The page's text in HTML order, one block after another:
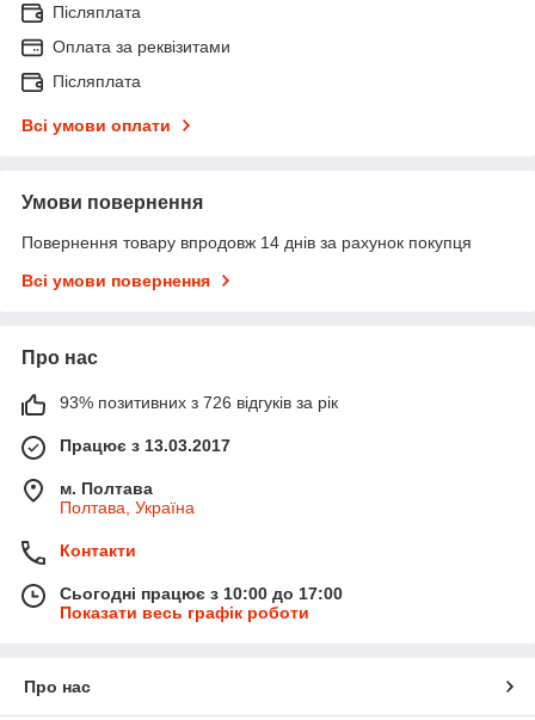
Післяплата
Оплата за реквізитами
Післяплата
Всі умови оплати
Умови повернення
Повернення товару впродовж 14 днів за рахунок покупця
Всі умови повернення
Про нас
93% позитивних з 726 відгуків за рік
Працює з 13.03.2017
м. Полтава
Полтава, Україна
Контакти
Сьогодні працює з 10:00 до 17:00
Показати весь графік роботи
Про нас